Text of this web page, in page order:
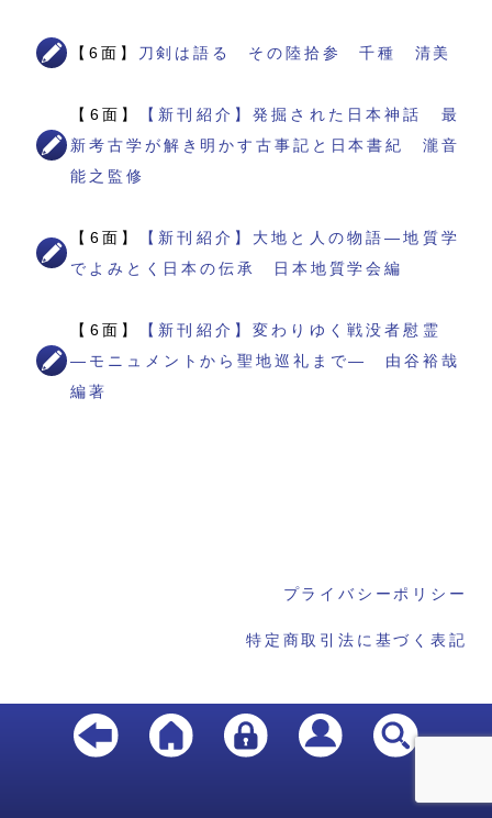
【6面】 刀剣は語る その陸拾参 千種 清美
【6面】
【新刊紹介】発掘された日本神話 最
新考古学が解き明かす古事記と日本書紀 瀧音
能之監修
【6面】
【新刊紹介】大地と人の物語―地質学
でよみとく日本の伝承 日本地質学会編
【6面】
【新刊紹介】変わりゆく戦没者慰霊
―モニュメントから聖地巡礼まで― 由谷裕哉
編著
プライバシーポリシー
特定商取引法に基づく表記